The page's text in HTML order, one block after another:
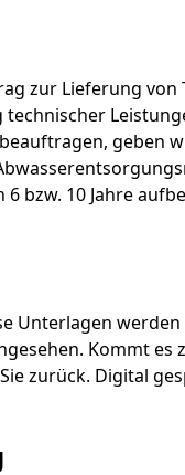
zur Lieferung von
geben
bzw. 10 Jahre
Unterlagen
Kommt es
zurück. Digital